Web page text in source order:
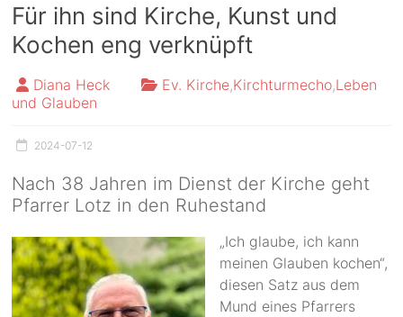
Für ihn sind Kirche, Kunst und
Kochen eng verknüpft
Diana Heck Ev. Kirche,Kirchturmecho,Leben
und Glauben
2024-07-12
Nach 38 Jahren im Dienst der Kirche geht
Pfarrer Lotz in den Ruhestand
„Ich glaube, ich kann
meinen Glauben kochen“,
diesen Satz aus dem
Mund eines Pfarrers